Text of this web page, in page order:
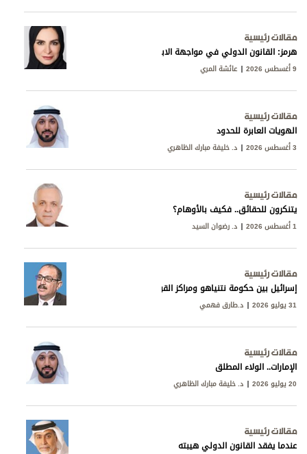
مقالات رئيسية
هرمز: القانون الدولي في مواجهة الابتزاز الإيراني
9 أغسطس 2026 عائشة المري
مقالات رئيسية
الهويات العابرة للحدود
3 أغسطس 2026 د. خليفة مبارك الظاهري
مقالات رئيسية
يتنكرون للحقائق.. فكيف بالأوهام؟
1 أغسطس 2026 د. رضوان السيد
مقالات رئيسية
إسرائيل بين حكومة نتنياهو ومراكز القوى
31 يوليو 2026 د.طارق فهمي
مقالات رئيسية
الإمارات.. الولاء المطلق
20 يوليو 2026 د. خليفة مبارك الظاهري
مقالات رئيسية
عندما يفقد القانون الدولي هيبته